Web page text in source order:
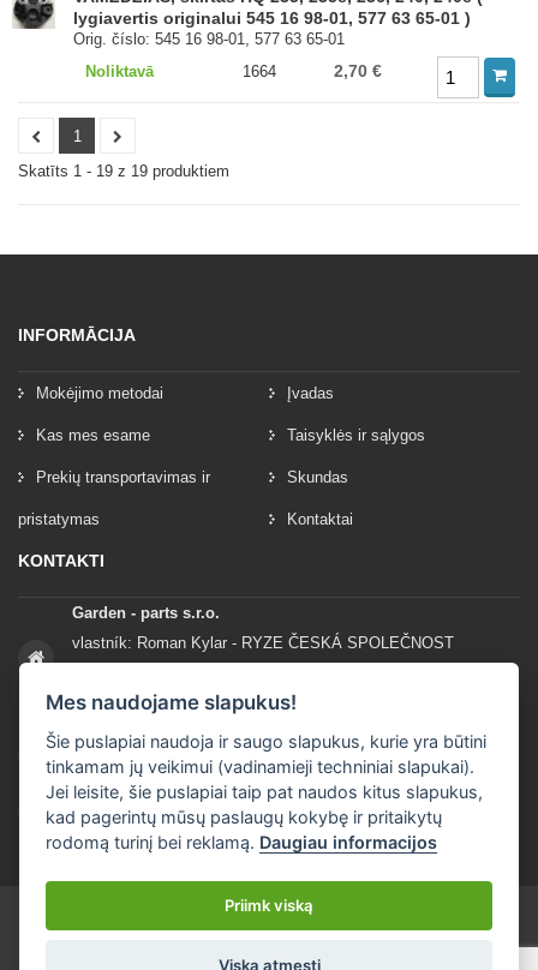
lygiavertis originalui 545 16 98-01, 577 63 65-01 )
Orig. číslo: 545 16 98-01, 577 63 65-01
Noliktavā
1664 2,70 €
1
Skatīts 1 - 19 z 19 produktiem
INFORMĀCIJA
Mokėjimo metodai Įvadas
Kas mes esame Taisyklės ir sąlygos
Prekių transportavimas ir
pristatymas
Skundas
Kontaktai
KONTAKTI
Garden - parts s.r.o.
vlastník: Roman Kylar - RYZE ČESKÁ SPOLEČNOST
56935 Mladějov na Moravě
+420 777 96 96 03
info@garden-parts.cz
Mes naudojame slapukus!
Šie puslapiai naudoja ir saugo slapukus, kurie yra būtini
tinkamam jų veikimui (vadinamieji techniniai slapukai).
Jei leisite, šie puslapiai taip pat naudos kitus slapukus,
kad pagerintų mūsų paslaugų kokybę ir pritaikytų
rodomą turinį bei reklamą. Daugiau informacijos
Priimk viską
Viską atmesti